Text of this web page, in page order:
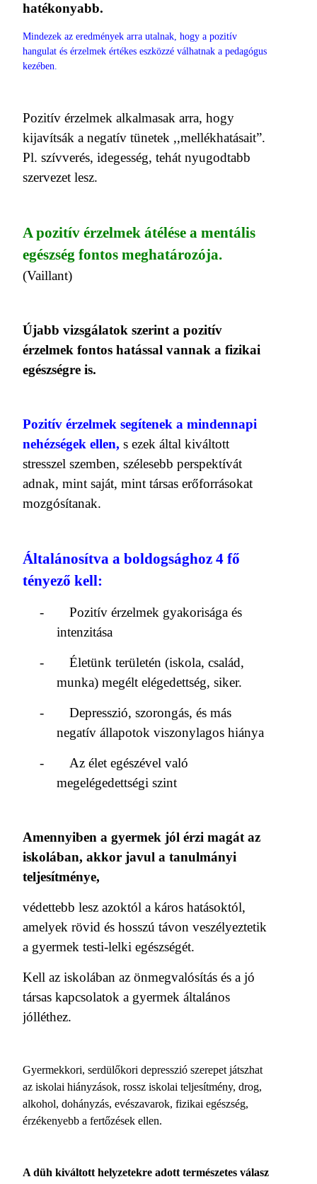
hatékonyabb.
Mindezek az eredmények arra utalnak, hogy a pozitív
hangulat és érzelmek értékes eszközzé válhatnak a pedagógus
kezében.
Pozitív érzelmek alkalmasak arra, hogy
kijavítsák a negatív tünetek ,,mellékhatásait”.
Pl. szívverés, idegesség, tehát nyugodtabb
szervezet lesz.
A pozitív érzelmek átélése a mentális
egészség fontos meghatározója.
(Vaillant)
Újabb vizsgálatok szerint a pozitív
érzelmek fontos hatással vannak a fizikai
egészségre is.
Pozitív érzelmek segítenek a mindennapi
nehézségek ellen, s ezek által kiváltott
stresszel szemben, szélesebb perspektívát
adnak, mint saját, mint társas erőforrásokat
mozgósítanak.
Általánosítva a boldogsághoz 4 fő
tényező kell:
-
Pozitív érzelmek gyakorisága és
intenzitása
-
Életünk területén (iskola, család,
munka) megélt elégedettség, siker.
-
Depresszió, szorongás, és más
negatív állapotok viszonylagos hiánya
-
Az élet egészével való
megelégedettségi szint
Amennyiben a gyermek jól érzi magát az
iskolában, akkor javul a tanulmányi
teljesítménye,
védettebb lesz azoktól a káros hatásoktól,
amelyek rövid és hosszú távon veszélyeztetik
a gyermek testi-lelki egészségét.
Kell az iskolában az önmegvalósítás és a jó
társas kapcsolatok a gyermek általános
jólléthez.
Gyermekkori, serdülőkori depresszió szerepet játszhat
az iskolai hiányzások, rossz iskolai teljesítmény, drog,
alkohol, dohányzás, evészavarok, fizikai egészség,
érzékenyebb a fertőzések ellen.
A düh kiváltott helyzetekre adott természetes válasz